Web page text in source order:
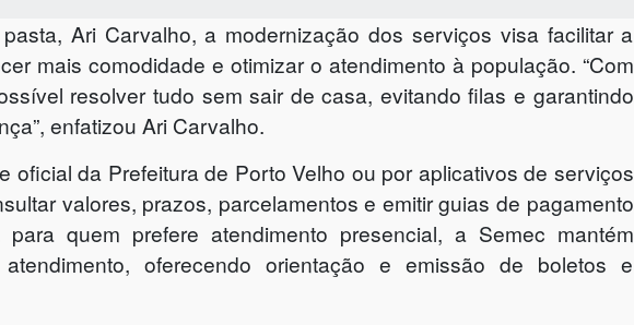
Ari Carvalho, a modernização dos serviços visa facilitar a
mais comodidade e otimizar o atendimento à população. “Com
resolver tudo sem sair de casa, evitando filas e garantindo
enfatizou Ari Carvalho.
oficial da Prefeitura de Porto Velho ou por aplicativos de serviços
valores, prazos, parcelamentos e emitir guias de pagamento
quem prefere atendimento presencial, a Semec mantém
oferecendo orientação e emissão de boletos e